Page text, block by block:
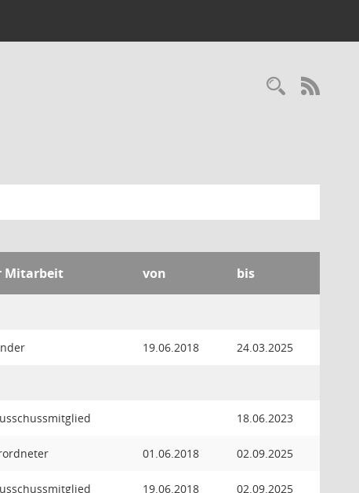
Mitarbeit von bis
19.06.2018 24.03.2025
18.06.2023
01.06.2018 02.09.2025
19.06.2018 02.09.2025